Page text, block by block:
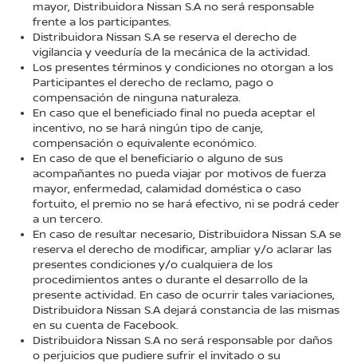
mayor, Distribuidora Nissan S.A no será responsable
frente a los participantes.
Distribuidora Nissan S.A se reserva el derecho de
vigilancia y veeduría de la mecánica de la actividad.
Los presentes términos y condiciones no otorgan a los
Participantes el derecho de reclamo, pago o
compensación de ninguna naturaleza.
En caso que el beneficiado final no pueda aceptar el
incentivo, no se hará ningún tipo de canje,
compensación o equivalente económico.
En caso de que el beneficiario o alguno de sus
acompañantes no pueda viajar por motivos de fuerza
mayor, enfermedad, calamidad doméstica o caso
fortuito, el premio no se hará efectivo, ni se podrá ceder
a un tercero.
En caso de resultar necesario, Distribuidora Nissan S.A se
reserva el derecho de modificar, ampliar y/o aclarar las
presentes condiciones y/o cualquiera de los
procedimientos antes o durante el desarrollo de la
presente actividad. En caso de ocurrir tales variaciones,
Distribuidora Nissan S.A dejará constancia de las mismas
en su cuenta de Facebook.
Distribuidora Nissan S.A no será responsable por daños
o perjuicios que pudiere sufrir el invitado o su